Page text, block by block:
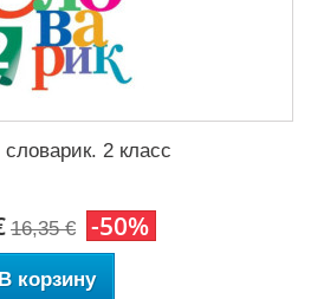
2 класс
16,35 € -50%
В корзину